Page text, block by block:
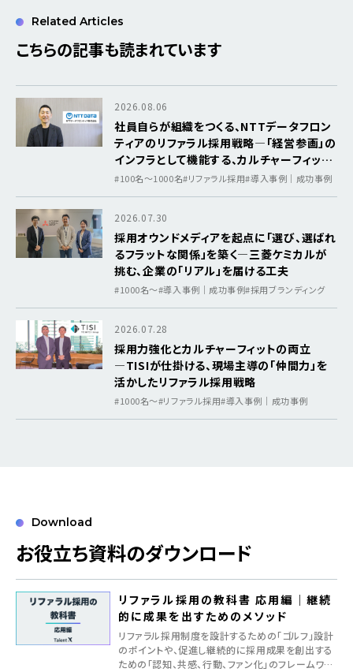
Related Articles
こちらの記事も読まれています
2026.08.06
社員自らが組織をつくる、NTTデータフロン
ティアのリファラル採用戦略―「経営参画」の
インフラとして機能する、カルチャーフィット
を軸にした採用基盤
#100名～1000名#リファラル採用#導入事例｜成功事例
2026.07.30
採用オウンドメディアを起点に「選び、選ばれ
るフラットな関係」を築く―三菱ケミカルが
挑む、企業の「リアル」を届ける工夫
#1000名〜#導入事例｜成功事例#採用ブランディング
2026.07.28
採用力強化とカルチャーフィットの両立
―TISIが仕掛ける、現場主導の「仲間力」を
活かしたリファラル採用戦略
#1000名〜#リファラル採用#導入事例｜成功事例
Download
お役立ち資料のダウンロード
リファラル採用の教科書 応用編｜継続
的に成果を出すためのメソッド
リファラル採用制度を設計するための「ゴルフ」設計
のポイントや、促進し継続的に採用成果を創出する
ための「認知、共感、行動、ファン化」のフレームワー